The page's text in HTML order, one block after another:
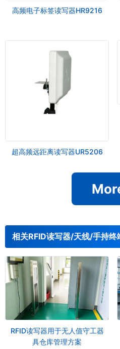
高频电子标签读写器HR9216
超高频远距离读写器UR5206
相关RFID读写器/天线/手持
RFID读写器用于无人值守工器
具仓库管理方案